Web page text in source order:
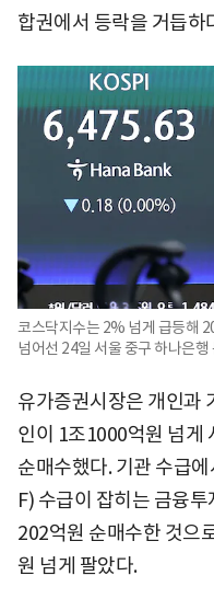
합권에서 등락을 거듭하
코스닥지수는 2% 넘게 급등해
넘어선 24일 서울 중구 하나은
유가증권시장은 개인과
인이 1조1000억원 넘게
순매수했다. 기관 수급
F) 수급이 잡히는 금융
202억원 순매수한 것으
원 넘게 팔았다.